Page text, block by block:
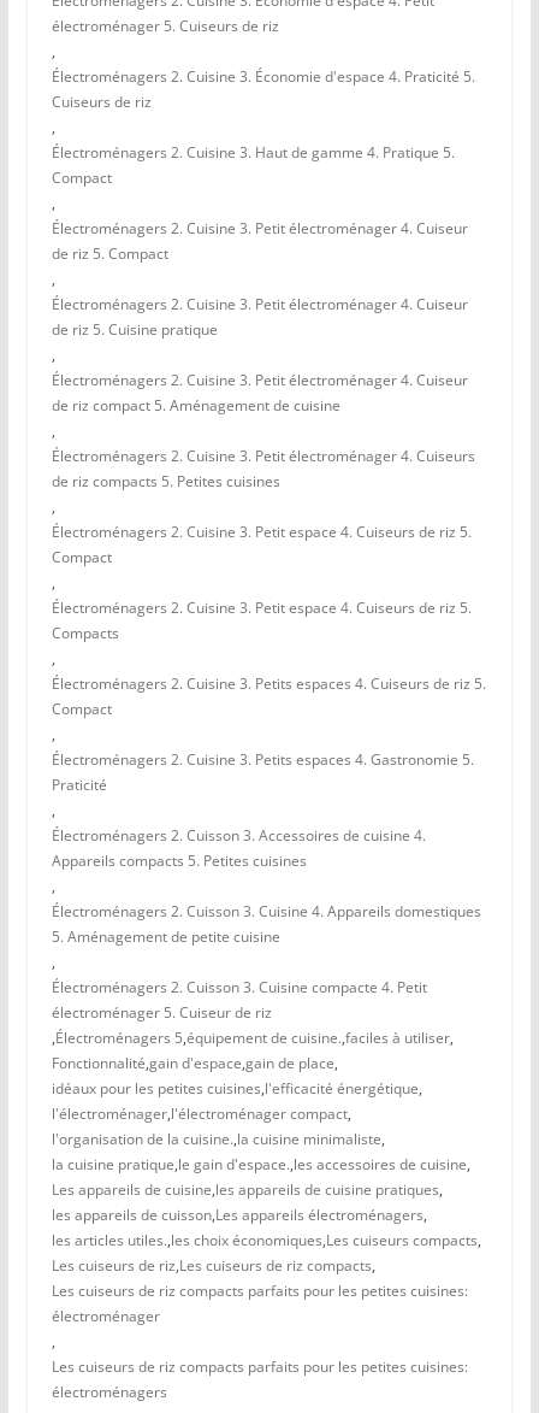
électroménager 5. Cuiseurs de riz
,
Électroménagers 2. Cuisine 3. Économie d'espace 4. Praticité 5.
Cuiseurs de riz
,
Électroménagers 2. Cuisine 3. Haut de gamme 4. Pratique 5.
Compact
,
Électroménagers 2. Cuisine 3. Petit électroménager 4. Cuiseur
de riz 5. Compact
,
Électroménagers 2. Cuisine 3. Petit électroménager 4. Cuiseur
de riz 5. Cuisine pratique
,
Électroménagers 2. Cuisine 3. Petit électroménager 4. Cuiseur
de riz compact 5. Aménagement de cuisine
,
Électroménagers 2. Cuisine 3. Petit électroménager 4. Cuiseurs
de riz compacts 5. Petites cuisines
,
Électroménagers 2. Cuisine 3. Petit espace 4. Cuiseurs de riz 5.
Compact
,
Électroménagers 2. Cuisine 3. Petit espace 4. Cuiseurs de riz 5.
Compacts
,
Électroménagers 2. Cuisine 3. Petits espaces 4. Cuiseurs de riz 5.
Compact
,
Électroménagers 2. Cuisine 3. Petits espaces 4. Gastronomie 5.
Praticité
,
Électroménagers 2. Cuisson 3. Accessoires de cuisine 4.
Appareils compacts 5. Petites cuisines
,
Électroménagers 2. Cuisson 3. Cuisine 4. Appareils domestiques
5. Aménagement de petite cuisine
,
Électroménagers 2. Cuisson 3. Cuisine compacte 4. Petit
électroménager 5. Cuiseur de riz
,Électroménagers 5,équipement de cuisine.,faciles à utiliser,
Fonctionnalité,gain d'espace,gain de place,
idéaux pour les petites cuisines,l'efficacité énergétique,
l'électroménager,l'électroménager compact,
l'organisation de la cuisine.,la cuisine minimaliste,
la cuisine pratique,le gain d'espace.,les accessoires de cuisine,
Les appareils de cuisine,les appareils de cuisine pratiques,
les appareils de cuisson,Les appareils électroménagers,
les articles utiles.,les choix économiques,Les cuiseurs compacts,
Les cuiseurs de riz,Les cuiseurs de riz compacts,
Les cuiseurs de riz compacts parfaits pour les petites cuisines:
électroménager
,
Les cuiseurs de riz compacts parfaits pour les petites cuisines:
électroménagers